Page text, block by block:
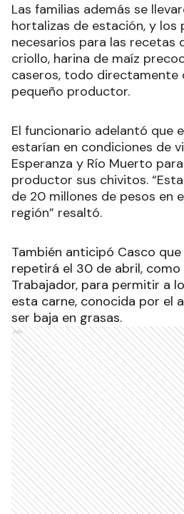
Las familias además se
hortalizas de estación, y los
necesarios para las recetas
criollo, harina de maíz
caseros, todo directamente
pequeño productor.
El funcionario adelantó que
estarían en condiciones de
Esperanza y Río Muerto
productor sus chivitos.
de 20 millones de pesos en
región” resaltó.
También anticipó Casco
repetirá el 30 de abril,
Trabajador, para permitir a
esta carne, conocida por el
ser baja en grasas.
Ads